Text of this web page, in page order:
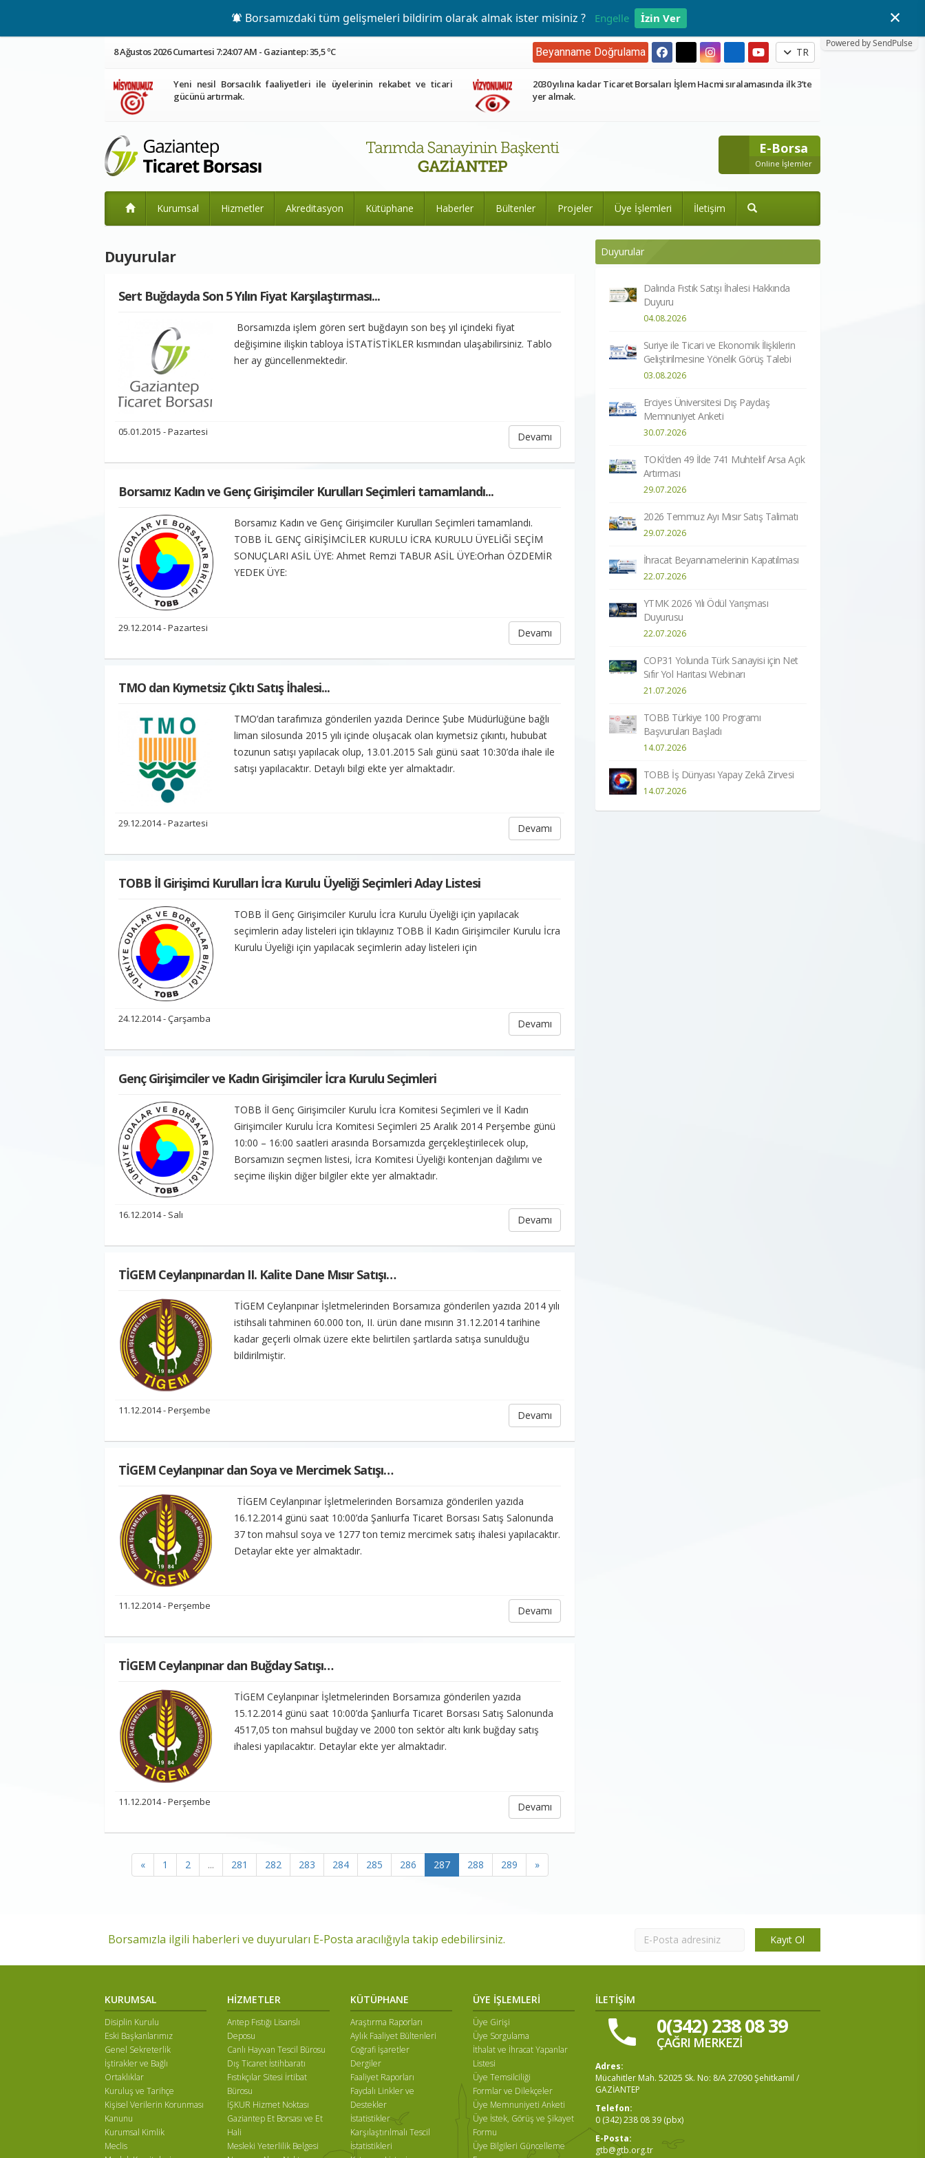
Borsamızdaki tüm gelişmeleri bildirim olarak almak ister misiniz ? Engelle İzin Ver
Powered by SendPulse
×
8 Ağustos 2026 Cumartesi 7:24:07 AM - Gaziantep: 35,5 ºC TR
Beyanname Doğrulama
Yeni nesil Borsacılık faaliyetleri ile üyelerinin rekabet ve ticari
gücünü artırmak.
2030 yılına kadar Ticaret Borsaları İşlem Hacmi sıralamasında ilk 3’te
yer almak.
E-Borsa
Online İşlemler
Kurumsal Hizmetler Akreditasyon Kütüphane Haberler Bültenler Projeler Üye İşlemleri İletişim
Duyurular
Sert Buğdayda Son 5 Yılın Fiyat Karşılaştırması...
Borsamızda işlem gören sert buğdayın son beş yıl içindeki fiyat
değişimine ilişkin tabloya İSTATİSTİKLER kısmından ulaşabilirsiniz. Tablo
her ay güncellenmektedir.
05.01.2015 - Pazartesi Devamı
Borsamız Kadın ve Genç Girişimciler Kurulları Seçimleri tamamlandı...
Borsamız Kadın ve Genç Girişimciler Kurulları Seçimleri tamamlandı.
TOBB İL GENÇ GİRİŞİMCİLER KURULU İCRA KURULU ÜYELİĞİ SEÇİM
SONUÇLARI ASİL ÜYE: Ahmet Remzi TABUR ASİL ÜYE:Orhan ÖZDEMİR
YEDEK ÜYE:
29.12.2014 - Pazartesi Devamı
TMO dan Kıymetsiz Çıktı Satış İhalesi...
TMO’dan tarafımıza gönderilen yazıda Derince Şube Müdürlüğüne bağlı
liman silosunda 2015 yılı içinde oluşacak olan kıymetsiz çıkıntı, hububat
tozunun satışı yapılacak olup, 13.01.2015 Salı günü saat 10:30’da ihale ile
satışı yapılacaktır. Detaylı bilgi ekte yer almaktadır.
29.12.2014 - Pazartesi Devamı
TOBB İl Girişimci Kurulları İcra Kurulu Üyeliği Seçimleri Aday Listesi
TOBB İl Genç Girişimciler Kurulu İcra Kurulu Üyeliği için yapılacak
seçimlerin aday listeleri için tıklayınız TOBB İl Kadın Girişimciler Kurulu İcra
Kurulu Üyeliği için yapılacak seçimlerin aday listeleri için
24.12.2014 - Çarşamba Devamı
Genç Girişimciler ve Kadın Girişimciler İcra Kurulu Seçimleri
TOBB İl Genç Girişimciler Kurulu İcra Komitesi Seçimleri ve İl Kadın
Girişimciler Kurulu İcra Komitesi Seçimleri 25 Aralık 2014 Perşembe günü
10:00 – 16:00 saatleri arasında Borsamızda gerçekleştirilecek olup,
Borsamızın seçmen listesi, İcra Komitesi Üyeliği kontenjan dağılımı ve
seçime ilişkin diğer bilgiler ekte yer almaktadır.
16.12.2014 - Salı Devamı
TİGEM Ceylanpınardan II. Kalite Dane Mısır Satışı…
TİGEM Ceylanpınar İşletmelerinden Borsamıza gönderilen yazıda 2014 yılı
istihsali tahminen 60.000 ton, II. ürün dane mısırın 31.12.2014 tarihine
kadar geçerli olmak üzere ekte belirtilen şartlarda satışa sunulduğu
bildirilmiştir.
11.12.2014 - Perşembe Devamı
TİGEM Ceylanpınar dan Soya ve Mercimek Satışı…
TİGEM Ceylanpınar İşletmelerinden Borsamıza gönderilen yazıda
16.12.2014 günü saat 10:00’da Şanlıurfa Ticaret Borsası Satış Salonunda
37 ton mahsul soya ve 1277 ton temiz mercimek satış ihalesi yapılacaktır.
Detaylar ekte yer almaktadır.
11.12.2014 - Perşembe Devamı
TİGEM Ceylanpınar dan Buğday Satışı…
TİGEM Ceylanpınar İşletmelerinden Borsamıza gönderilen yazıda
15.12.2014 günü saat 10:00’da Şanlıurfa Ticaret Borsası Satış Salonunda
4517,05 ton mahsul buğday ve 2000 ton sektör altı kırık buğday satış
ihalesi yapılacaktır. Detaylar ekte yer almaktadır.
11.12.2014 - Perşembe Devamı
« 1 2 ... 281 282 283 284 285 286 287 288 289 »
Duyurular
Dalında Fıstık Satışı İhalesi Hakkında
Duyuru
04.08.2026
Suriye ile Ticari ve Ekonomik İlişkilerin
Geliştirilmesine Yönelik Görüş Talebi
03.08.2026
Erciyes Üniversitesi Dış Paydaş
Memnuniyet Anketi
30.07.2026
TOKİ’den 49 İlde 741 Muhtelif Arsa Açık
Artırması
29.07.2026
2026 Temmuz Ayı Mısır Satış Talimatı
29.07.2026
İhracat Beyannamelerinin Kapatılması
22.07.2026
YTMK 2026 Yılı Ödül Yarışması
Duyurusu
22.07.2026
COP31 Yolunda Türk Sanayisi için Net
Sıfır Yol Haritası Webinarı
21.07.2026
TOBB Türkiye 100 Programı
Başvuruları Başladı
14.07.2026
TOBB İş Dünyası Yapay Zekâ Zirvesi
14.07.2026
Borsamızla ilgili haberleri ve duyuruları E-Posta aracılığıyla takip edebilirsiniz. Kayıt Ol
KURUMSAL
Disiplin Kurulu
Eski Başkanlarımız
Genel Sekreterlik
İştirakler ve Bağlı
Ortaklıklar
Kuruluş ve Tarihçe
Kişisel Verilerin Korunması
Kanunu
Kurumsal Kimlik
Meclis
HİZMETLER
Antep Fıstığı Lisanslı
Deposu
Canlı Hayvan Tescil Bürosu
Dış Ticaret İstihbaratı
Fıstıkçılar Sitesi İrtibat
Bürosu
İŞKUR Hizmet Noktası
Gaziantep Et Borsası ve Et
Hali
Mesleki Yeterlilik Belgesi
KÜTÜPHANE
Araştırma Raporları
Aylık Faaliyet Bültenleri
Coğrafi İşaretler
Dergiler
Faaliyet Raporları
Faydalı Linkler ve
Destekler
İstatistikler
Karşılaştırılmalı Tescil
İstatistikleri
ÜYE İŞLEMLERİ
Üye Girişi
Üye Sorgulama
İthalat ve İhracat Yapanlar
Listesi
Üye Temsilciliği
Formlar ve Dilekçeler
Üye Memnuniyeti Anketi
Üye İstek, Görüş ve Şikayet
Formu
Üye Bilgileri Güncelleme
İLETİŞİM
0(342) 238 08 39
ÇAĞRI MERKEZİ
Adres:
Mücahitler Mah. 52025 Sk. No: 8/A 27090 Şehitkamil /
GAZİANTEP
Telefon:
0 (342) 238 08 39 (pbx)
E-Posta:
gtb@gtb.org.tr